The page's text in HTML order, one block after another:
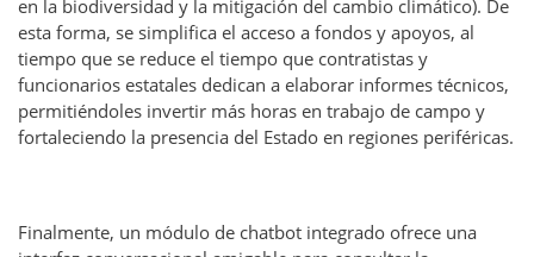
en la biodiversidad y la mitigación del cambio climático). De
esta forma, se simplifica el acceso a fondos y apoyos, al
tiempo que se reduce el tiempo que contratistas y
funcionarios estatales dedican a elaborar informes técnicos,
permitiéndoles invertir más horas en trabajo de campo y
fortaleciendo la presencia del Estado en regiones periféricas.
Finalmente, un módulo de chatbot integrado ofrece una